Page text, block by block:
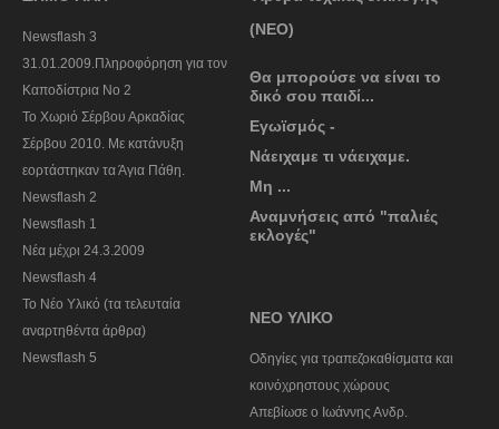
Newsflash 3
31.01.2009.Πληροφόρηση για τον
Καποδίστρια Νο 2
To Χωριό Σέρβου Αρκαδίας
Σέρβου 2010. Με κατάνυξη
εορτάστηκαν τα Άγια Πάθη.
Newsflash 2
Newsflash 1
Nέα μέχρι 24.3.2009
Newsflash 4
Το Νέο Υλικό (τα τελευταία
αναρτηθέντα άρθρα)
Newsflash 5
(ΝΕΟ)
Θα μπορούσε να είναι το
δικό σου παιδί...
Εγωϊσμός -
Νάειχαμε τι νάειχαμε.
Μη ...
Αναμνήσεις από "παλιές
εκλογές"
ΝΕΟ ΥΛΙΚΟ
Οδηγίες για τραπεζοκαθίσματα και
κοινόχρηστους χώρους
Απεβίωσε ο Ιωάννης Ανδρ.